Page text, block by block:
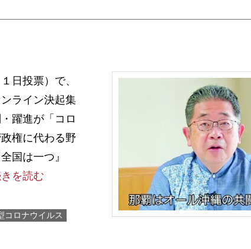
日投票）で、
ライン決起集
躍進が「コロ
権に代わる野
国は一つ』
を読む
コロナウイルス